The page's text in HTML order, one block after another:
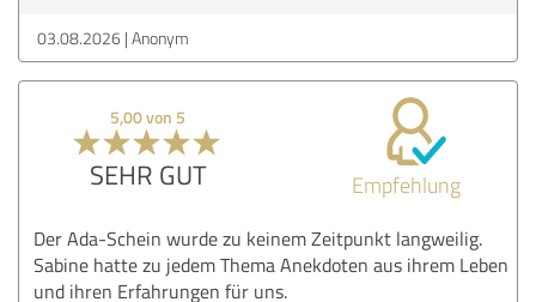
03.08.2026 Anonym
5,00 von 5
SEHR GUT Empfehlung
Der Ada-Schein wurde zu keinem Zeitpunkt langweilig.
Sabine hatte zu jedem Thema Anekdoten aus ihrem Leben
und ihren Erfahrungen für uns.